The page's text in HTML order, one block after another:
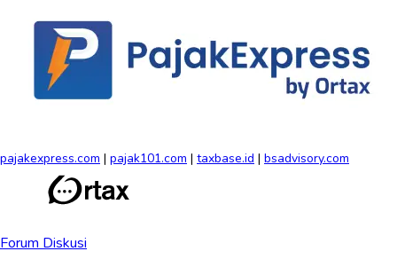
pajakexpress.com | pajak101.com | taxbase.id | bsadvisory.com
Forum Diskusi